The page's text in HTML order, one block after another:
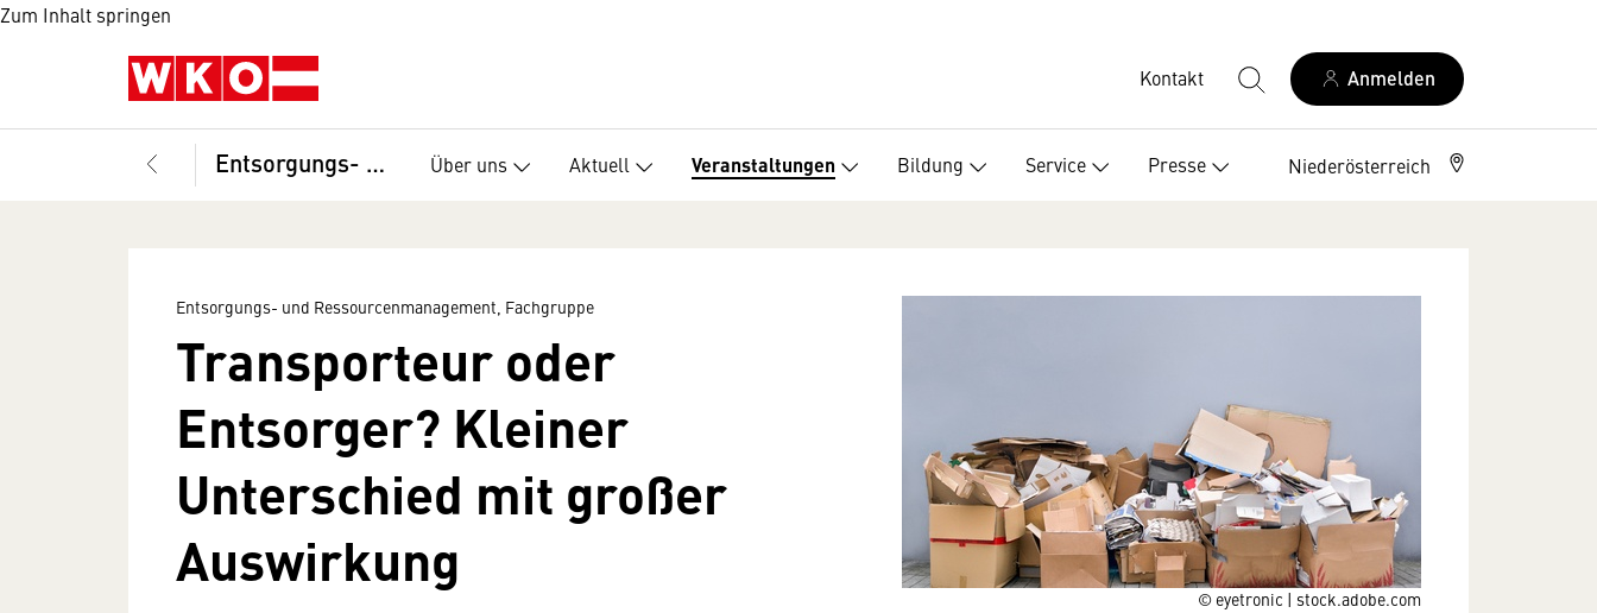
Zum Inhalt springen
Kontakt Anmelden
Entsorgungs- und Ressourcenmanagement, Fachgruppe Über uns Aktuell Veranstaltungen Bildung Service Presse Niederösterreich
© eyetronic | stock.adobe.com
Entsorgungs- und Ressourcenmanagement, Fachgruppe
Transporteur oder
Entsorger? Kleiner
Unterschied mit großer
Auswirkung